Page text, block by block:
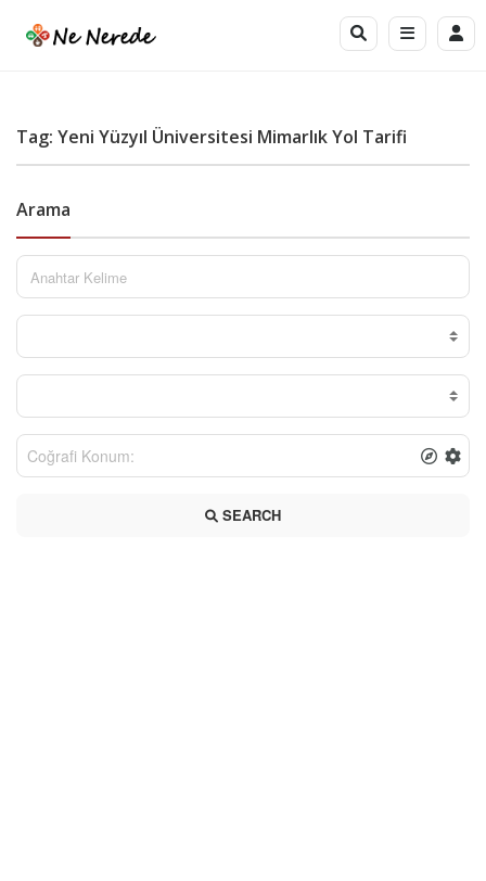
Tag: Yeni Yüzyıl Üniversitesi Mimarlık Yol Tarifi
Arama
SEARCH